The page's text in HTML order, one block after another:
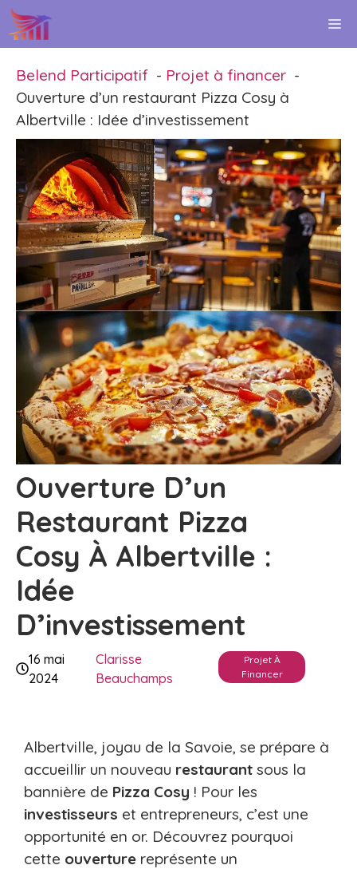
Aller
au
Belend Participatif
Projet à financer
Ouverture d’un restaurant Pizza Cosy à
Albertville : Idée d’investissement
Ouverture D’un
Restaurant Pizza
Cosy À Albertville :
Idée
D’investissement
16 mai
2024
Clarisse
Beauchamps
Projet À
Financer
Albertville, joyau de la Savoie, se prépare à
accueillir un nouveau restaurant sous la
bannière de Pizza Cosy ! Pour les
investisseurs et entrepreneurs, c’est une
opportunité en or. Découvrez pourquoi
cette ouverture représente un